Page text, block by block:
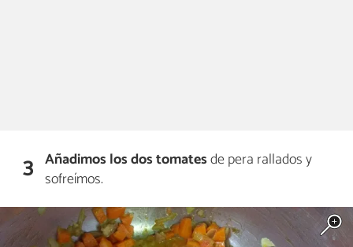
3 Añadimos los dos tomatesde pera rallados y
sofreímos.